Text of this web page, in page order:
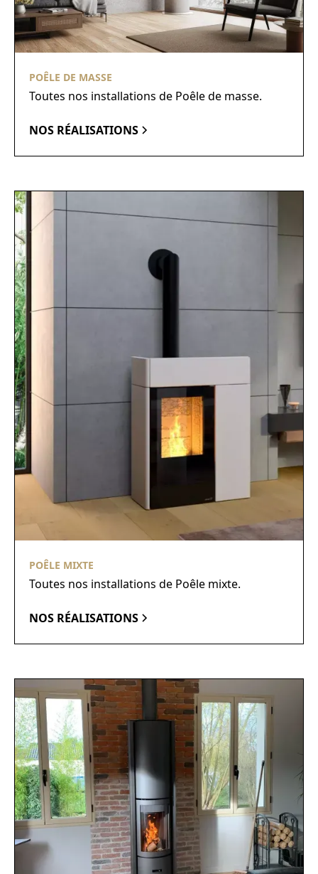
POÊLE DE MASSE
Toutes nos installations de Poêle de masse.
NOS RÉALISATIONS
POÊLE MIXTE
Toutes nos installations de Poêle mixte.
NOS RÉALISATIONS